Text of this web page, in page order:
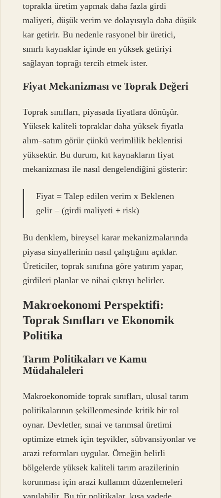
toprakla üretim yapmak daha fazla girdi
maliyeti, düşük verim ve dolayısıyla daha düşük
kar getirir. Bu nedenle rasyonel bir üretici,
sınırlı kaynaklar içinde en yüksek getiriyi
sağlayan toprağı tercih etmek ister.
Fiyat Mekanizması ve Toprak Değeri
Toprak sınıfları, piyasada fiyatlara dönüşür.
Yüksek kaliteli topraklar daha yüksek fiyatla
alım–satım görür çünkü verimlilik beklentisi
yüksektir. Bu durum, kıt kaynakların fiyat
mekanizması ile nasıl dengelendiğini gösterir:
Fiyat = Talep edilen verim x Beklenen
gelir – (girdi maliyeti + risk)
Bu denklem, bireysel karar mekanizmalarında
piyasa sinyallerinin nasıl çalıştığını açıklar.
Üreticiler, toprak sınıfına göre yatırım yapar,
girdileri planlar ve nihai çıktıyı belirler.
Makroekonomi Perspektifi:
Toprak Sınıfları ve Ekonomik
Politika
Tarım Politikaları ve Kamu
Müdahaleleri
Makroekonomide toprak sınıfları, ulusal tarım
politikalarının şekillenmesinde kritik bir rol
oynar. Devletler, sınai ve tarımsal üretimi
optimize etmek için teşvikler, sübvansiyonlar ve
arazi reformları uygular. Örneğin belirli
bölgelerde yüksek kaliteli tarım arazilerinin
korunması için arazi kullanım düzenlemeleri
yapılabilir. Bu tür politikalar, kısa vadede